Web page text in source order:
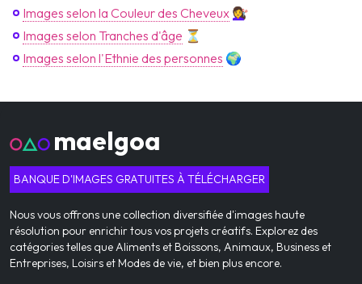
Images selon la Couleur des Cheveux 💇‍♀️
Images selon Tranches d'âge ⏳
Images selon l'Ethnie des personnes 🌍
maelgoa
BANQUE D'IMAGES GRATUITES À TÉLÉCHARGER
Nous vous offrons une collection diversifiée d'images haute
résolution pour enrichir tous vos projets créatifs. Explorez des
catégories telles que Aliments et Boissons, Animaux, Business et
Entreprises, Loisirs et Modes de vie, et bien plus encore.